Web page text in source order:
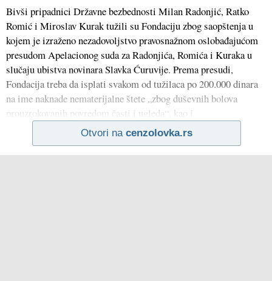
Bivši pripadnici Državne bezbednosti Milan Radonjić, Ratko
Romić i Miroslav Kurak tužili su Fondaciju zbog saopštenja u
kojem je izraženo nezadovoljstvo pravosnažnom oslobađajućom
presudom Apelacionog suda za Radonjića, Romića i Kuraka u
slučaju ubistva novinara Slavka Ćuruvije. Prema presudi,
Fondacija treba da isplati svakom od tužilaca po 200.000 dinara
na ime naknade nematerijalne štete „zbog duševnih bolova
prouzrokovanih povredom časti i ugleda“, kao i
Otvori na cenzolovka.rs